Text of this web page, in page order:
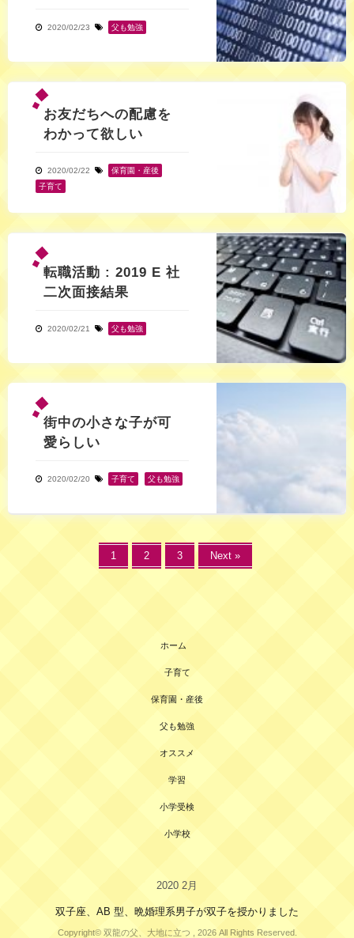
2020/02/23 父も勉強
お友だちへの配慮を
わかって欲しい
2020/02/22 保育園・産後
子育て
転職活動 : 2019 E 社
二次面接結果
2020/02/21 父も勉強
街中の小さな子が可
愛らしい
2020/02/20 子育て 父も勉強
1 2 3 Next »
ホーム
子育て
保育園・産後
父も勉強
オススメ
学習
小学受検
小学校
2020 2月
双子座、AB 型、晩婚理系男子が双子を授かりました
Copyright© 双龍の父、大地に立つ , 2026 All Rights Reserved.